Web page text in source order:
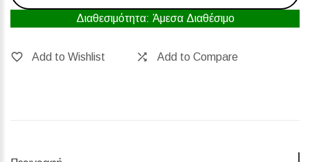
Διαθεσιμότητα: Άμεσα Διαθέσιμο
Add to Wishlist Add to Compare